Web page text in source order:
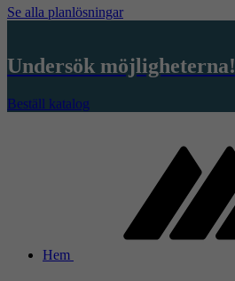
Se alla planlösningar
Undersök möjligheterna!
Beställ katalog
Hem